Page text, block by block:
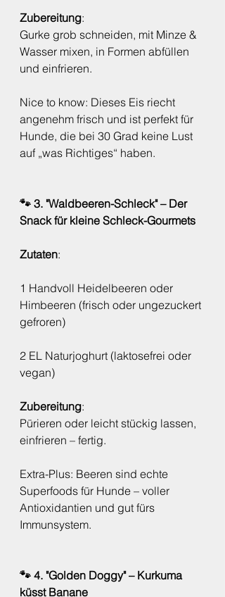
Zubereitung:
Gurke grob schneiden, mit Minze &
Wasser mixen, in Formen abfüllen
und einfrieren.
Nice to know: Dieses Eis riecht
angenehm frisch und ist perfekt für
Hunde, die bei 30 Grad keine Lust
auf „was Richtiges“ haben.
🐾 3. "Waldbeeren-Schleck" – Der
Snack für kleine Schleck-Gourmets
Zutaten:
1 Handvoll Heidelbeeren oder
Himbeeren (frisch oder ungezuckert
gefroren)
2 EL Naturjoghurt (laktosefrei oder
vegan)
Zubereitung:
Pürieren oder leicht stückig lassen,
einfrieren – fertig.
Extra-Plus: Beeren sind echte
Superfoods für Hunde – voller
Antioxidantien und gut fürs
Immunsystem.
🐾 4. "Golden Doggy" – Kurkuma
küsst Banane